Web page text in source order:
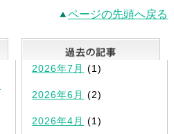
ページの先頭へ戻る
最新記事一覧
2026年7月 (1)
2026年6月 (2)
2026年4月 (1)